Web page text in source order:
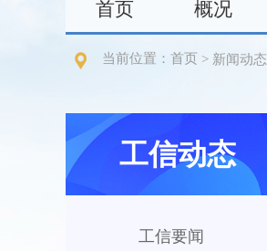
首页 概况
当前位置： 首页 > 新闻动态
工信动态
工信要闻